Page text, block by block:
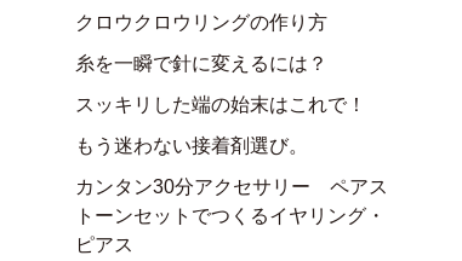
クロウクロウリングの作り方
糸を一瞬で針に変えるには？
スッキリした端の始末はこれで！
もう迷わない接着剤選び。
カンタン30分アクセサリー ペアス
トーンセットでつくるイヤリング・
ピアス